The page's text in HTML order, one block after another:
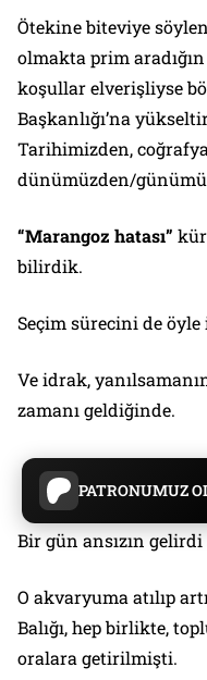
PATRONUMUZ
Ötekine biteviye
olmakta prim
koşullar elverişliyse
Başkanlığı’na
Tarihimizden,
dünümüzden/
“Marangoz hatası”
bilirdik.
Seçim sürecini de
Ve idrak,
zamanı geldiğinde.
Bir gün ansızın gelirdi
O akvaryuma atılıp
Balığı, hep birlikte,
oralara getirilmişti.